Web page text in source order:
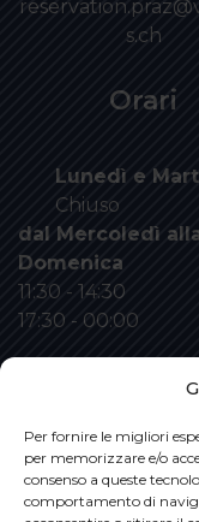
Per fornire le migliori
per memorizzare e/o
consenso a queste
comportamento di
s.ch
Orari
Lunedì e
Chiuso
dal Mercoledì
Domenica
11:30 - 14:30
17:30 - 00:00